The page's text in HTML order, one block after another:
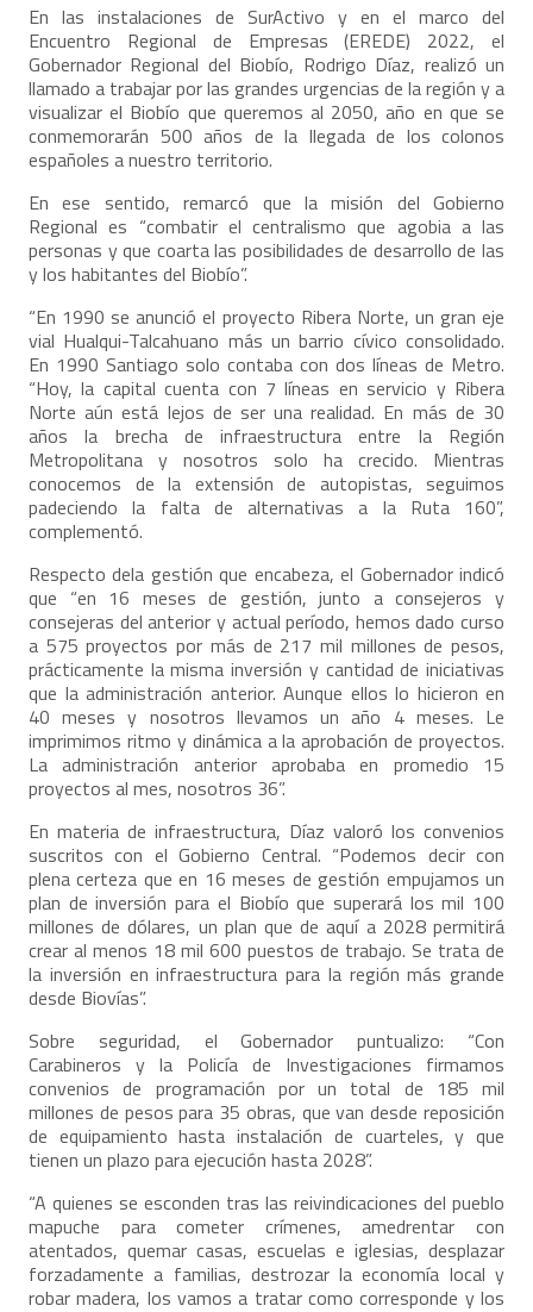
En las instalaciones de SurActivo y en el marco del
Encuentro Regional de Empresas (EREDE) 2022, el
Gobernador Regional del Biobío, Rodrigo Díaz, realizó un
llamado a trabajar por las grandes urgencias de la región y a
visualizar el Biobío que queremos al 2050, año en que se
conmemorarán 500 años de la llegada de los colonos
españoles a nuestro territorio.
En ese sentido, remarcó que la misión del Gobierno
Regional es “combatir el centralismo que agobia a las
personas y que coarta las posibilidades de desarrollo de las
y los habitantes del Biobío”.
“En 1990 se anunció el proyecto Ribera Norte, un gran eje
vial Hualqui-Talcahuano más un barrio cívico consolidado.
En 1990 Santiago solo contaba con dos líneas de Metro.
“Hoy, la capital cuenta con 7 líneas en servicio y Ribera
Norte aún está lejos de ser una realidad. En más de 30
años la brecha de infraestructura entre la Región
Metropolitana y nosotros solo ha crecido. Mientras
conocemos de la extensión de autopistas, seguimos
padeciendo la falta de alternativas a la Ruta 160”,
complementó.
Respecto dela gestión que encabeza, el Gobernador indicó
que “en 16 meses de gestión, junto a consejeros y
consejeras del anterior y actual período, hemos dado curso
a 575 proyectos por más de 217 mil millones de pesos,
prácticamente la misma inversión y cantidad de iniciativas
que la administración anterior. Aunque ellos lo hicieron en
40 meses y nosotros llevamos un año 4 meses. Le
imprimimos ritmo y dinámica a la aprobación de proyectos.
La administración anterior aprobaba en promedio 15
proyectos al mes, nosotros 36”.
En materia de infraestructura, Díaz valoró los convenios
suscritos con el Gobierno Central. “Podemos decir con
plena certeza que en 16 meses de gestión empujamos un
plan de inversión para el Biobío que superará los mil 100
millones de dólares, un plan que de aquí a 2028 permitirá
crear al menos 18 mil 600 puestos de trabajo. Se trata de
la inversión en infraestructura para la región más grande
desde Biovías”.
Sobre seguridad, el Gobernador puntualizo: “Con
Carabineros y la Policía de Investigaciones firmamos
convenios de programación por un total de 185 mil
millones de pesos para 35 obras, que van desde reposición
de equipamiento hasta instalación de cuarteles, y que
tienen un plazo para ejecución hasta 2028”.
“A quienes se esconden tras las reivindicaciones del pueblo
mapuche para cometer crímenes, amedrentar con
atentados, quemar casas, escuelas e iglesias, desplazar
forzadamente a familias, destrozar la economía local y
robar madera, los vamos a tratar como corresponde y los